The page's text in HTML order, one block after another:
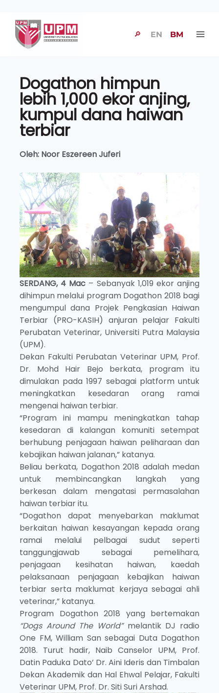
🔎 EN BM
Dogathon himpun
lebih 1,000 ekor anjing,
kumpul dana haiwan
terbiar
Oleh: Noor Eszereen Juferi
SERDANG, 4 Mac – Sebanyak 1,019 ekor anjing
dihimpun melalui program Dogathon 2018 bagi
mengumpul dana Projek Pengkasian Haiwan
Terbiar (PRO-KASIH) anjuran pelajar Fakulti
Perubatan Veterinar, Universiti Putra Malaysia
(UPM).
Dekan Fakulti Perubatan Veterinar UPM, Prof.
Dr. Mohd Hair Bejo berkata, program itu
dimulakan pada 1997 sebagai platform untuk
meningkatkan kesedaran orang ramai
mengenai haiwan terbiar.
“Program ini mampu meningkatkan tahap
kesedaran di kalangan komuniti setempat
berhubung penjagaan haiwan peliharaan dan
kebajikan haiwan jalanan,” katanya.
Beliau berkata, Dogathon 2018 adalah medan
untuk membincangkan langkah yang
berkesan dalam mengatasi permasalahan
haiwan terbiar itu.
“Dogathon dapat menyebarkan maklumat
berkaitan haiwan kesayangan kepada orang
ramai melalui pelbagai sudut seperti
tanggungjawab sebagai pemelihara,
penjagaan kesihatan haiwan, kaedah
pelaksanaan penjagaan kebajikan haiwan
terbiar serta maklumat kerjaya sebagai ahli
veterinar,” katanya.
Program Dogathon 2018 yang bertemakan
“Dogs Around The World” melantik DJ radio
One FM, William San sebagai Duta Dogathon
2018. Turut hadir, Naib Canselor UPM, Prof.
Datin Paduka Dato’ Dr. Aini Ideris dan Timbalan
Dekan Akademik dan Hal Ehwal Pelajar, Fakulti
Veterinar UPM, Prof. Dr. Siti Suri Arshad.